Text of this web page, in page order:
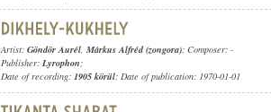
Artist: Göndör Aurél, Márkus Alfréd (zongora); Composer: -
Publisher: Lyrophon;
Date of recording: 1905 körül; Date of publication: 1970-01-01